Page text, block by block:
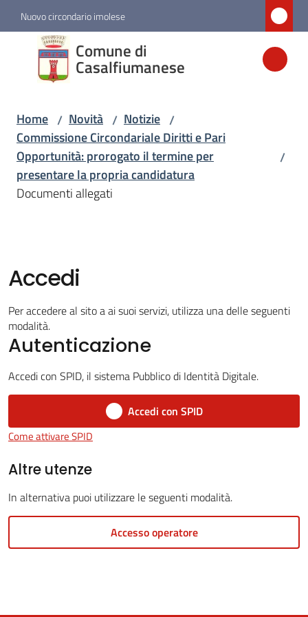
Vai al contenuto
Vai alla navigazione
Vai al footer
Nuovo circondario imolese
Comune di
Casalfiumanese
Comune di
Casalfiumanese
Amministrazione
Novità
Menu selezionato
Casalfiumanese
5x1000
on-
Tutti
gli
Home / Novità / Notizie /
Commissione Circondariale Diritti e Pari
Opportunità: prorogato il termine per
presentare la propria candidatura
/
Documenti allegati
Accedi
Per accedere al sito a ai suoi servizi, utilizza una delle seguenti
modalità.
Autenticazione
Accedi con SPID, il sistema Pubblico di Identità Digitale.
Accedi con SPID
Come attivare SPID
Altre utenze
In alternativa puoi utilizzare le seguenti modalità.
Accesso operatore